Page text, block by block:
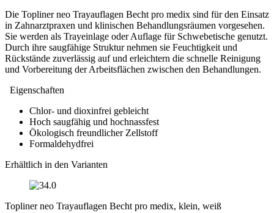
Die Topliner neo Trayauflagen Becht pro medix sind für den Einsatz
in Zahnarztpraxen und klinischen Behandlungsräumen vorgesehen.
Sie werden als Trayeinlage oder Auflage für Schwebetische genutzt.
Durch ihre saugfähige Struktur nehmen sie Feuchtigkeit und
Rückstände zuverlässig auf und erleichtern die schnelle Reinigung
und Vorbereitung der Arbeitsflächen zwischen den Behandlungen.
Eigenschaften
Chlor- und dioxinfrei gebleicht
Hoch saugfähig und hochnassfest
Ökologisch freundlicher Zellstoff
Formaldehydfrei
Erhältlich in den Varianten
Topliner neo Trayauflagen Becht pro medix, klein, weiß